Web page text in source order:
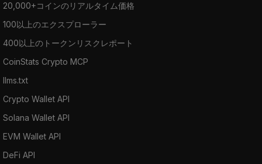
20,000+コインのリアルタイム価格
100以上のエクスプローラー
400以上のトークンリスクレポート
CoinStats Crypto MCP
llms.txt
Crypto Wallet API
Solana Wallet API
EVM Wallet API
DeFi API